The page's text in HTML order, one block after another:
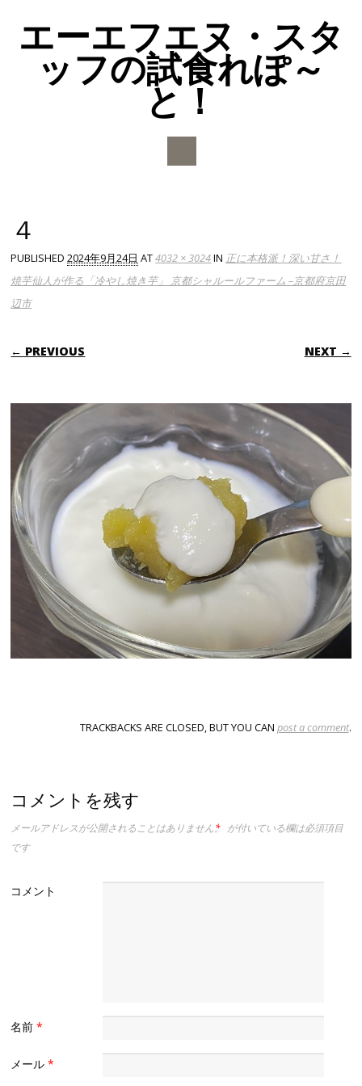
エーエフエヌ・スタ
ッフの試食れぽ～
と！
４
PUBLISHED2024年9月24日 AT4032 × 3024IN 正に本格派！深い甘さ！
焼芋仙人が作る「冷やし焼き芋」 京都シャルールファーム –京都府京田
辺市
← PREVIOUS NEXT →
TRACKBACKS ARE CLOSED, BUT YOU CAN post a comment.
コメントを残す
メールアドレスが公開されることはありません。
* が付いている欄は必須項目
です
コメント
名前*
メール*